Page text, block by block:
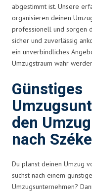
abgestimmt ist. Unsere
organisieren deinen
professionell und sorgen
sicher und zuverlässig
ein unverbindliches
Umzugstraum wahr
Günstiges
den
nach
Du planst deinen Umzug
suchst nach einem
Umzugsunternehmen?